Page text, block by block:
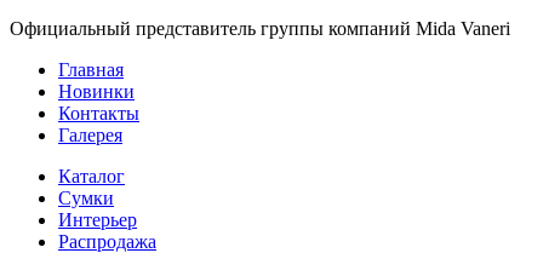
Официальный представитель группы компаний Mida Vaneri
Главная
Новинки
Контакты
Галерея
Каталог
Сумки
Интерьер
Распродажа